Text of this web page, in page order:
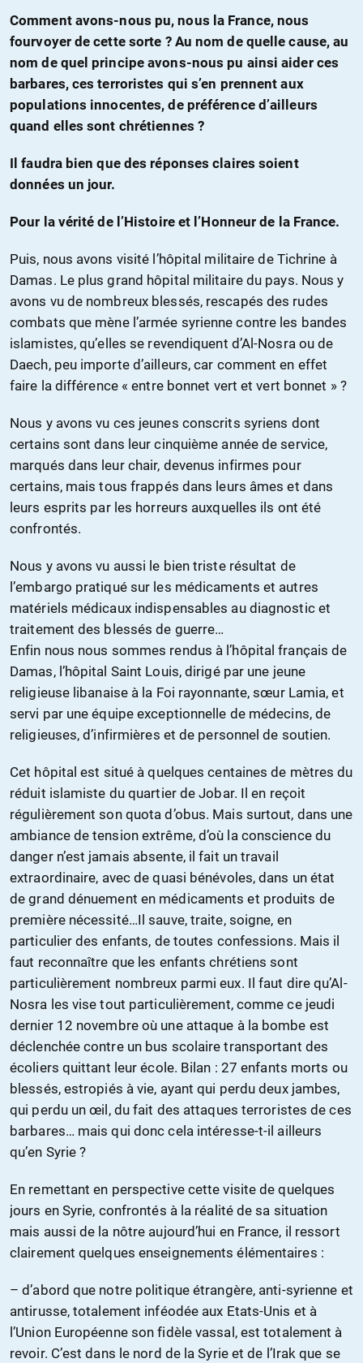
Comment avons-nous pu, nous la France, nous
fourvoyer de cette sorte ? Au nom de quelle cause, au
nom de quel principe avons-nous pu ainsi aider ces
barbares, ces terroristes qui s’en prennent aux
populations innocentes, de préférence d’ailleurs
quand elles sont chrétiennes ?
Il faudra bien que des réponses claires soient
données un jour.
Pour la vérité de l’Histoire et l’Honneur de la France.
Puis, nous avons visité l’hôpital militaire de Tichrine à
Damas. Le plus grand hôpital militaire du pays. Nous y
avons vu de nombreux blessés, rescapés des rudes
combats que mène l’armée syrienne contre les bandes
islamistes, qu’elles se revendiquent d’Al-Nosra ou de
Daech, peu importe d’ailleurs, car comment en effet
faire la différence « entre bonnet vert et vert bonnet » ?
Nous y avons vu ces jeunes conscrits syriens dont
certains sont dans leur cinquième année de service,
marqués dans leur chair, devenus infirmes pour
certains, mais tous frappés dans leurs âmes et dans
leurs esprits par les horreurs auxquelles ils ont été
confrontés.
Nous y avons vu aussi le bien triste résultat de
l’embargo pratiqué sur les médicaments et autres
matériels médicaux indispensables au diagnostic et
traitement des blessés de guerre…
Enfin nous nous sommes rendus à l’hôpital français de
Damas, l’hôpital Saint Louis, dirigé par une jeune
religieuse libanaise à la Foi rayonnante, sœur Lamia, et
servi par une équipe exceptionnelle de médecins, de
religieuses, d’infirmières et de personnel de soutien.
Cet hôpital est situé à quelques centaines de mètres du
réduit islamiste du quartier de Jobar. Il en reçoit
régulièrement son quota d’obus. Mais surtout, dans une
ambiance de tension extrême, d’où la conscience du
danger n’est jamais absente, il fait un travail
extraordinaire, avec de quasi bénévoles, dans un état
de grand dénuement en médicaments et produits de
première nécessité…Il sauve, traite, soigne, en
particulier des enfants, de toutes confessions. Mais il
faut reconnaître que les enfants chrétiens sont
particulièrement nombreux parmi eux. Il faut dire qu’Al-
Nosra les vise tout particulièrement, comme ce jeudi
dernier 12 novembre où une attaque à la bombe est
déclenchée contre un bus scolaire transportant des
écoliers quittant leur école. Bilan : 27 enfants morts ou
blessés, estropiés à vie, ayant qui perdu deux jambes,
qui perdu un œil, du fait des attaques terroristes de ces
barbares… mais qui donc cela intéresse-t-il ailleurs
qu’en Syrie ?
En remettant en perspective cette visite de quelques
jours en Syrie, confrontés à la réalité de sa situation
mais aussi de la nôtre aujourd’hui en France, il ressort
clairement quelques enseignements élémentaires :
– d’abord que notre politique étrangère, anti-syrienne et
antirusse, totalement inféodée aux Etats-Unis et à
l’Union Européenne son fidèle vassal, est totalement à
revoir. C’est dans le nord de la Syrie et de l’Irak que se